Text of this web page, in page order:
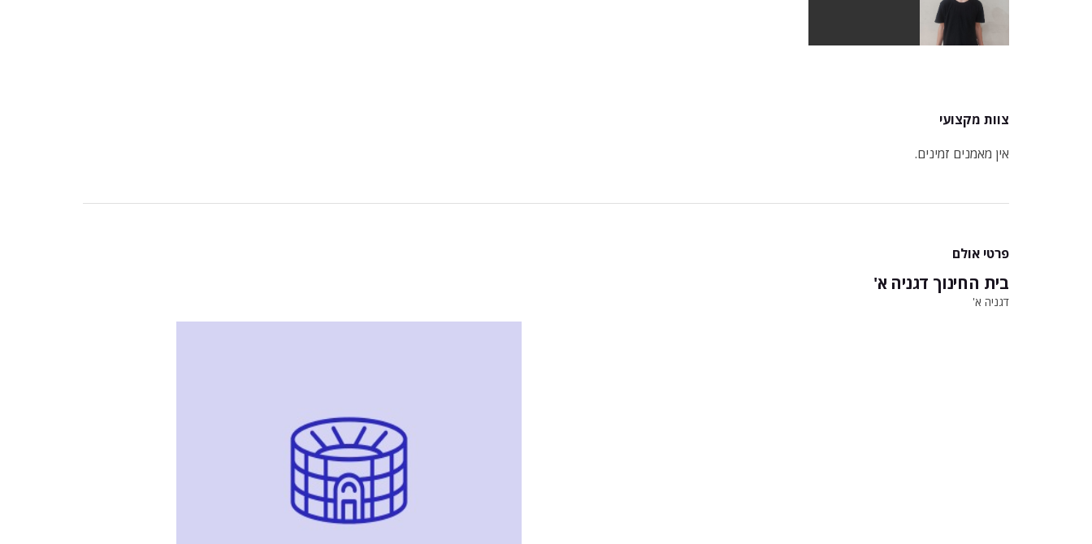
צוות מקצועי
אין מאמנים זמינים.
פרטי אולם
בית החינוך דגניה א'
דגניה א'